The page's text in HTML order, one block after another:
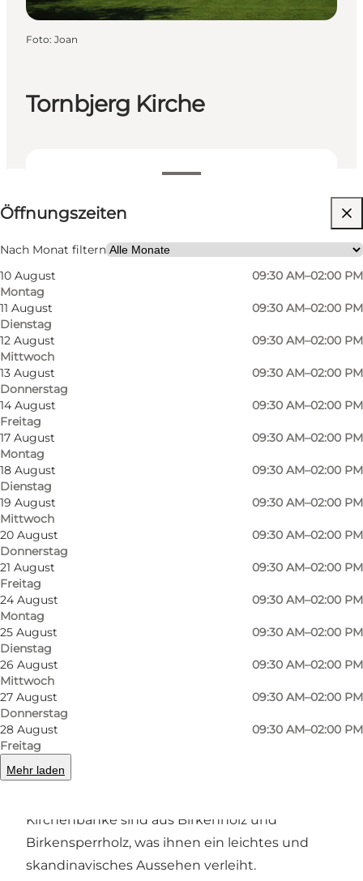
Tornbjerg Kirche
Öffnungszeiten anzeigen
Öffnungszeiten
Nach Monat filtern
10 August
Montag
09:30 AM–02:00 PM
11 August
Dienstag
09:30 AM–02:00 PM
12 August
Mittwoch
09:30 AM–02:00 PM
13 August
Donnerstag
09:30 AM–02:00 PM
14 August
Freitag
09:30 AM–02:00 PM
17 August
Montag
09:30 AM–02:00 PM
18 August
Dienstag
09:30 AM–02:00 PM
19 August
Mittwoch
09:30 AM–02:00 PM
20 August
Donnerstag
09:30 AM–02:00 PM
21 August
Freitag
09:30 AM–02:00 PM
24 August
Montag
09:30 AM–02:00 PM
25 August
Dienstag
09:30 AM–02:00 PM
26 August
Mittwoch
09:30 AM–02:00 PM
27 August
Donnerstag
09:30 AM–02:00 PM
28 August
Freitag
09:30 AM–02:00 PM
Mehr laden
Kostenlos
Website besuchen
Foto: Joan
Die Kirche, die von den Architekten Johan Fogh
und Per Følner entworfen wurde, wurde 1994
erbaut. Der Ausdruck der Kirche ist sehr
modern, lehnt sich aber an die mittelalterliche
Kirche an, sowohl in der Anordnung der
Gebäude als auch in der Wahl der Materialien -
weiß gekalkte Wände und bleigraue Dächer.
Der Kirchenraum ist fast quadratisch, ein so
genannter Zentralraum, in dem sich der
Priester und die Gemeinde nahe beieinander
befinden. Das Taufbecken steht in der Mitte
des Raumes, und der Altartisch steht in einer
Nische an der Ostwand der Kirche. Sowohl das
Taufbecken als auch der Altartisch sind aus
Kirchenbänke sind aus Birkenholz und
Birkensperrholz, was ihnen ein leichtes und
skandinavisches Aussehen verleiht.